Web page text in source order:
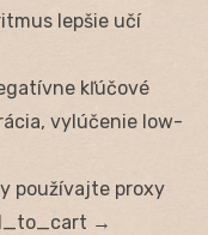
lepšie učí
kľúčové
vylúčenie low-
používajte proxy
→